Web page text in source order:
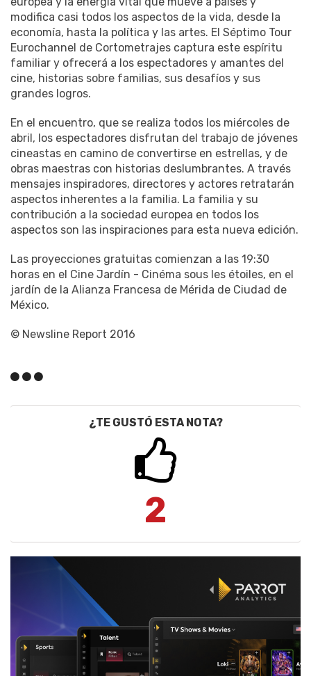
modifica casi todos los aspectos de la vida, desde la
economía, hasta la política y las artes. El Séptimo Tour
Eurochannel de Cortometrajes captura este espíritu
familiar y ofrecerá a los espectadores y amantes del
cine, historias sobre familias, sus desafíos y sus
grandes logros.
En el encuentro, que se realiza todos los miércoles de
abril, los espectadores disfrutan del trabajo de jóvenes
cineastas en camino de convertirse en estrellas, y de
obras maestras con historias deslumbrantes. A través
mensajes inspiradores, directores y actores retratarán
aspectos inherentes a la familia. La familia y su
contribución a la sociedad europea en todos los
aspectos son las inspiraciones para esta nueva edición.
Las proyecciones gratuitas comienzan a las 19:30
horas en el Cine Jardín - Cinéma sous les étoiles, en el
jardín de la Alianza Francesa de Mérida de Ciudad de
México.
© Newsline Report 2016
¿TE GUSTÓ ESTA NOTA?
2